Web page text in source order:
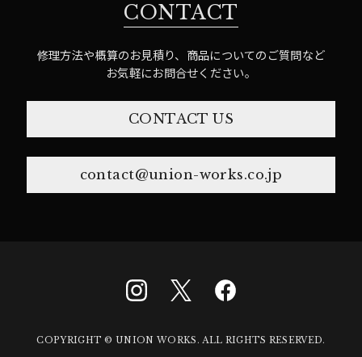
CONTACT
修理方法や概算のお見積り、商品についてのご質問など
お気軽にお問合せください。
CONTACT US
contact@union-works.co.jp
COPYRIGHT © UNION WORKS. ALL RIGHTS RESERVED.